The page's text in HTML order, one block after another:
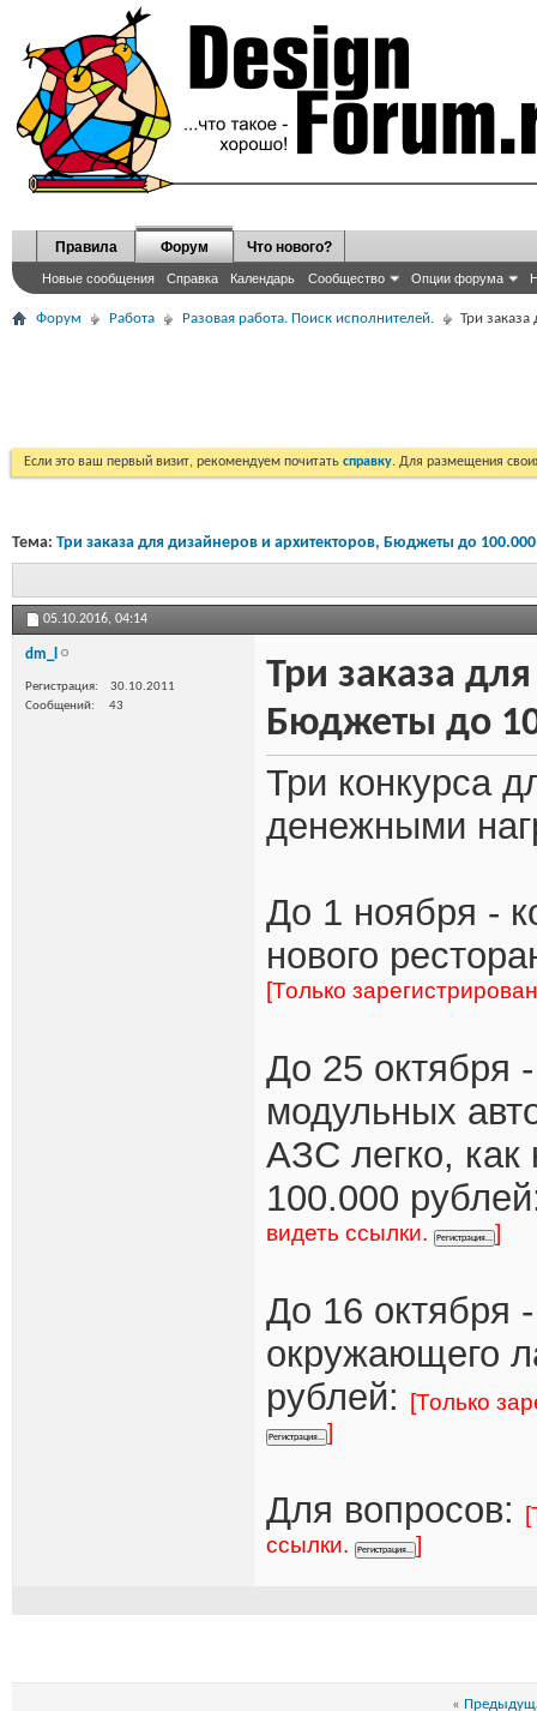
Правила Форум
Новые сообщения Справка Календарь Сообщество Опции форума
Что нового?
Форум Работа Разовая работа. Поиск исполнителей. Три
Если это ваш первый визит, рекомендуем почитать справку. Для размещения
Тема: Три заказа для дизайнеров и архитекторов, Бюджеты до
05.10.2016, 04:14
dm_l
Регистрация
30.10.2011
Сообщений
43
Три заказа
Бюджеты до
Три конкурса
денежными
До 1 ноября -
нового
[Только
До 25 октября
модульных
АЗС легко, как
100.000
видеть ссылки. ]
До 16 октября
окружающего
рублей:
[Только
]
Для вопросов:
ссылки.
]
«